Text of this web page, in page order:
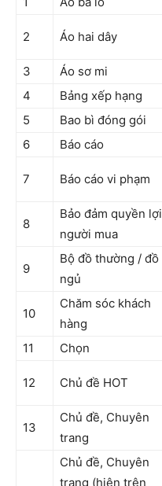
2 Áo hai dây
3
Áo sơ mi
4
Bảng xếp hạng
5
Bao bì đóng gói
6
Báo cáo
7 Báo cáo vi phạm
8
Bảo đảm quyền lợi
người mua
9
Bộ đồ thường / đồ
ngủ
10
Chăm sóc khách
hàng
11 Chọn
12 Chủ đề HOT
13
Chủ đề, Chuyên
trang
Chủ đề, Chuyên
trang (hiện trên